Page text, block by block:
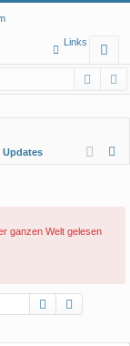
Links
de
Updates
ganzen Welt gelesen
Suche